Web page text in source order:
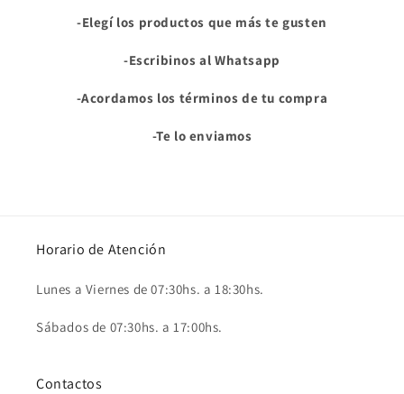
-Elegí los productos que más te gusten
-Escribinos al Whatsapp
-Acordamos los términos de tu compra
-Te lo enviamos
Horario de Atención
Lunes a Viernes de 07:30hs. a 18:30hs.
Sábados de 07:30hs. a 17:00hs.
Contactos